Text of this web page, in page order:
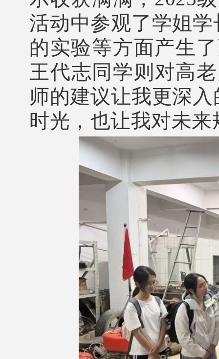
活动中参观了学姐
的实验等方面产生
王代志同学则对高
师的建议让我更深
时光，也让我对未